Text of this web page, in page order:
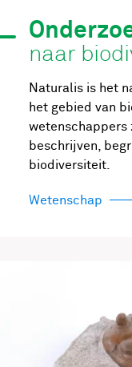
naar
Naturalis is het
het gebied van
wetenschappers
beschrijven,
biodiversiteit.
Wetenschap